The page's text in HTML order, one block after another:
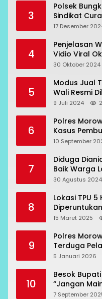
3
Polsek
Sindikat
Beraksi di 7
17 Desember
4
Penjelasan
Vidio Viral
Bahodopi
30 Oktober 2024
5
Modus Jual
Wali Resmi
9 Juli 2024
6
Polres
Kasus
Topogaro
10 September
7
Diduga
Baik Warga
Oknum Polisi
30 Agustus 2024
8
Lokasi TPU
15 Maret 2025
9
Polres
Terduga
RCP Sesuai
5 Januari 2026
10
Besok
“Jangan
7 September